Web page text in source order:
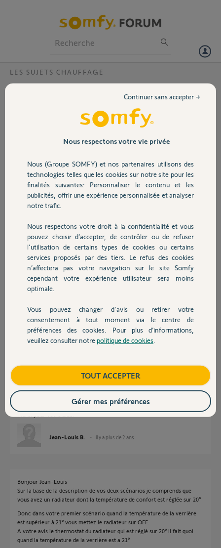
Volet
Sécurité
Domotique
Chauffage
Autres produits
Devis avec un pro
Contact
LES SUJETS CHAUFFAGE
Tahoma By Somfy : scénarios avancés ne
Bonjour,
Depuis quelques jours
mes scénarios avancés
J'ai tout fait,
scénarios,
activer/désactiver les
scénarios, rien n'y fait...
Est-ce que des dysfonctionnements Somfy sont répertoriés sur ces
PS : les scénarios planifiés s'exécutent correctement par contre !
Merci,
Jean-Louis B.
il y a plus de 2 ans
Réponses
Précision importante : les commandes des dispositifs sont bonnes, car
la technique est bonne, c'est juste "programmatique" et notamment sur
Scénario qui fonctionnait la semaine dernière !!!
Jean-Louis B. il y a plus de 2 ans
Bonjour Jean-Louis
Sur la base de la description de vos deux scénarios je comprends que
vous avez un radiateur dont la température de confort est réglée sur 20°
Donc dans votre premier scénario quand la température de la verrière
est supérieur à 21° vous mettez le radiateur sur OFF.
A votre avis le thermostat du radiateur qui est réglé sur 20° il fait quoi
quand la température de la verrière est a 21°
Nous respectons votre vie privée
Nous (Groupe SOMFY) et nos partenaires utilisons des
technologies telles que les cookies sur notre site pour les
finalités suivantes: Personnaliser le contenu et les
publicités, offrir une expérience personnalisée et analyser
notre trafic.
Nous respectons votre droit à la confidentialité et vous
pouvez choisir d’accepter, de contrôler ou de refuser
l'utilisation de certains types de cookies ou certains
services proposés par des tiers. Le refus des cookies
n’affectera pas votre navigation sur le site Somfy
cependant votre expérience utilisateur sera moins
optimale.
Vous pouvez changer d'avis ou retirer votre
consentement à tout moment via le centre de
préférences des cookies. Pour plus d’informations,
veuillez consulter notre politique de cookies
Continuer sans accepter →
TOUT ACCEPTER
Gérer mes préférences